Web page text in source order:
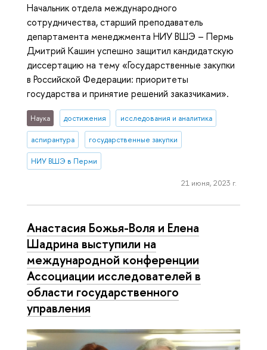
Начальник отдела международного
сотрудничества, старший преподаватель
департамента менеджмента НИУ ВШЭ – Пермь
Дмитрий Кашин успешно защитил кандидатскую
диссертацию на тему «Государственные закупки
в Российской Федерации: приоритеты
государства и принятие решений заказчиками».
Наука достижения исследования и аналитика
аспирантура государственные закупки
НИУ ВШЭ в Перми
21 июня, 2023 г.
Анастасия Божья-Воля и Елена
Шадрина выступили на
международной конференции
Ассоциации исследователей в
области государственного
управления